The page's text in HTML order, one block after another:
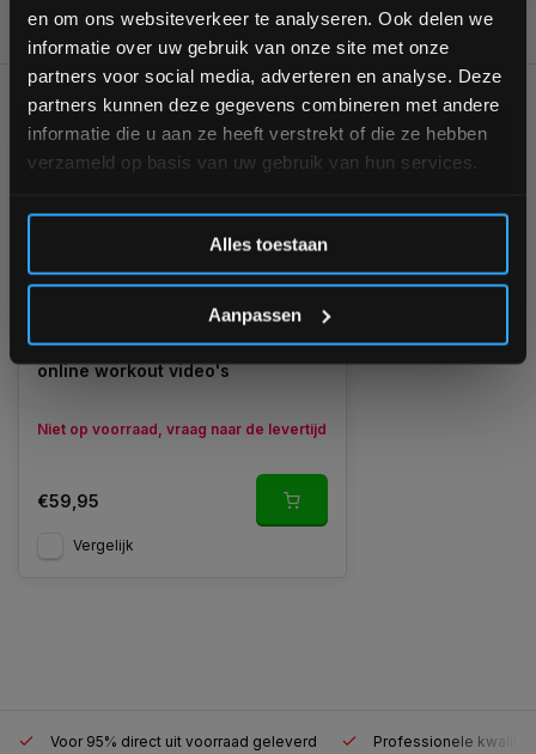
en om ons websiteverkeer te analyseren. Ook delen we
informatie over uw gebruik van onze site met onze
partners voor social media, adverteren en analyse. Deze
partners kunnen deze gegevens combineren met andere
informatie die u aan ze heeft verstrekt of die ze hebben
verzameld op basis van uw gebruik van hun services.
Alles toestaan
Aanpassen
REVIEWS 0/10
GERELATEERDE PRODUCTEN
Gymstick Aerobic Stepper +
online workout video's
Niet op voorraad, vraag naar de levertijd
€59,95
Vergelijk
Voor 95% direct uit voorraad geleverd Professionele
Schrijf je in voor onze nieuwsbrief om op de hoogte te
blijven over onze nieuwe producten, deals en meer
interessante info. Ontvang 5% korting op je eerstvolgende
aankoop! 😀
Inschrijven
*Verzendkosten vallen buiten de korting